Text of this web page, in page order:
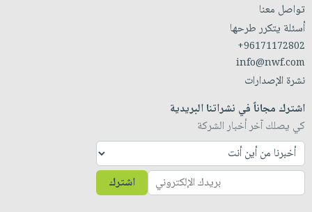
تواصل معنا
أسئلة يتكرر طرحها
+96171172802
info@nwf.com
نشرة الإصدارات
اشترك مجاناً في نشراتنا البريدية
كي يصلك آخر أخبار الشركة
اشترك